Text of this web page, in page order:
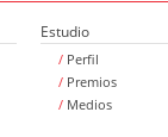
Estudio
/ Perfil
/ Premios
/ Medios